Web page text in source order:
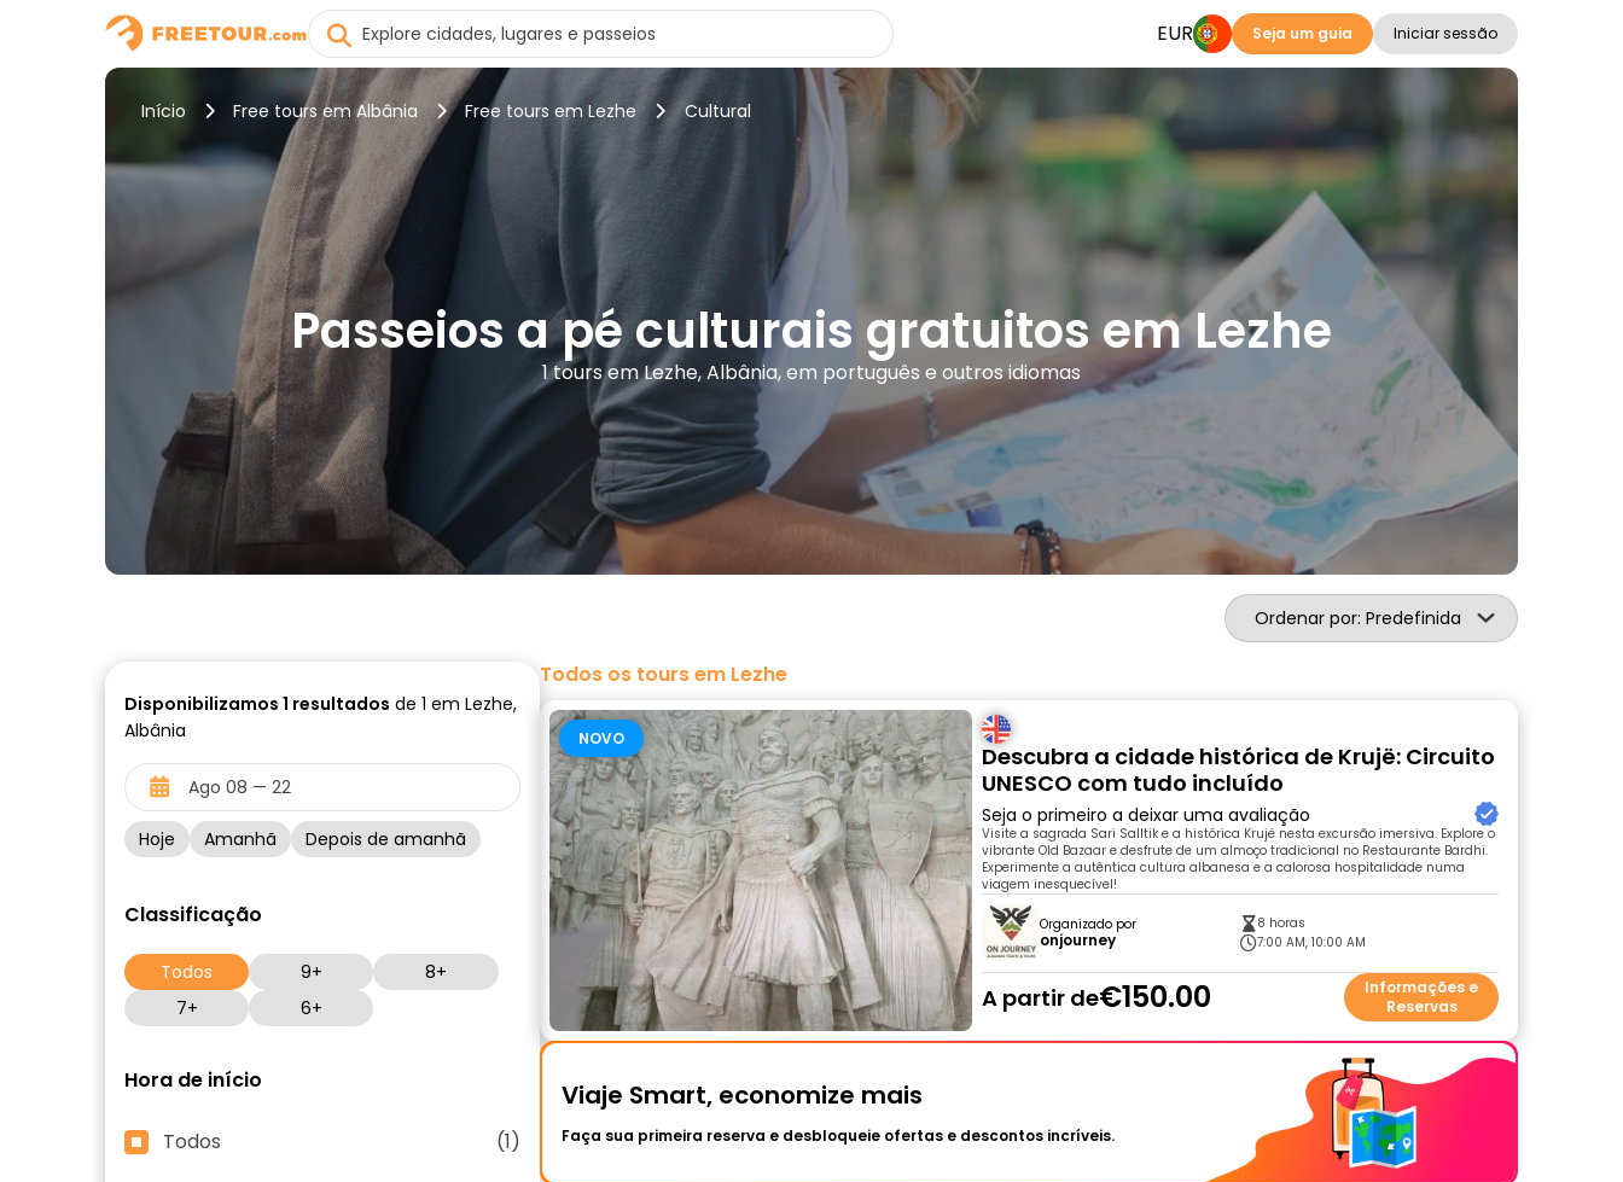
EUR Seja um guia Iniciar sessão
Início Free tours em Albânia Free tours em Lezhe Cultural
Passeios a pé culturais gratuitos em Lezhe
1 tours em Lezhe, Albânia, em português e outros idiomas
Ordenar por: Predefinida
Disponibilizamos 1 resultados de 1 em Lezhe,
Albânia
Hoje Amanhã Depois de amanhã
Classificação
Todos 9+
8+
7+
6+
Hora de início
Todos
(1)
Todos os tours em Lezhe
NOVO
Descubra a cidade histórica de Krujë: Circuito
UNESCO com tudo incluído
Seja o primeiro a deixar uma avaliação
Visite a sagrada Sari Salltik e a histórica Krujë nesta excursão imersiva. Explore o
vibrante Old Bazaar e desfrute de um almoço tradicional no Restaurante Bardhi.
Experimente a autêntica cultura albanesa e a calorosa hospitalidade numa
viagem inesquecível!
Organizado por
onjourney
8 horas
7:00 AM, 10:00 AM
A partir de€150.00
Informações e
Reservas
Viaje Smart, economize mais
Faça sua primeira reserva e desbloqueie ofertas e descontos incríveis.